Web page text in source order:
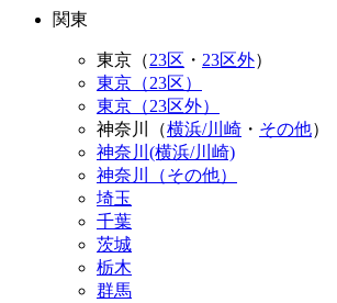
関東
東京（23区 ・ 23区外）
東京（23区）
東京（23区外）
神奈川（横浜/川崎 ・ その他）
神奈川(横浜/川崎)
神奈川（その他）
埼玉
千葉
茨城
栃木
群馬